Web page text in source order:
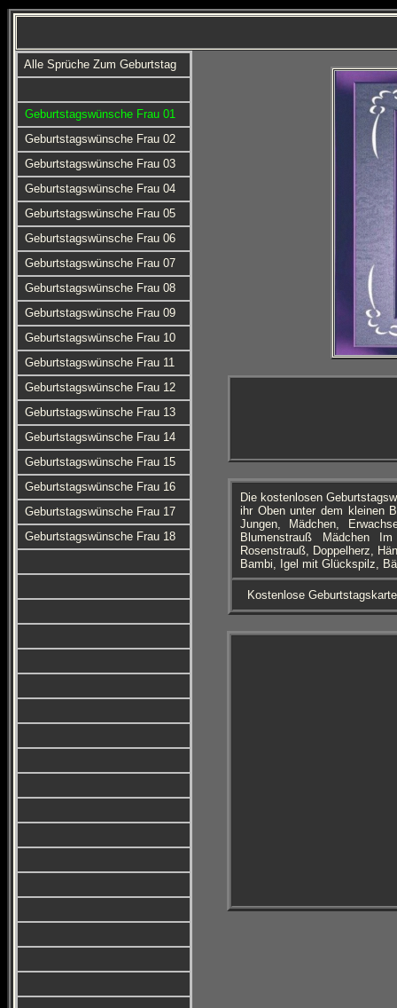
Alle Sprüche Zum Geburtstag
Geburtstagswünsche Frau 01
Geburtstagswünsche Frau 02
Geburtstagswünsche Frau 03
Geburtstagswünsche Frau 04
Geburtstagswünsche Frau 05
Geburtstagswünsche Frau 06
Geburtstagswünsche Frau 07
Geburtstagswünsche Frau 08
Geburtstagswünsche Frau 09
Geburtstagswünsche Frau 10
Geburtstagswünsche Frau 11
Geburtstagswünsche Frau 12
Geburtstagswünsche Frau 13
Geburtstagswünsche Frau 14
Geburtstagswünsche Frau 15
Geburtstagswünsche Frau 16
Geburtstagswünsche Frau 17
Geburtstagswünsche Frau 18
Die kostenlosen
ihr Oben unter dem kleinen
Jungen, Mädchen,
Blumenstrauß Mädchen
Rosenstrauß, Doppelherz,
Bambi, Igel mit Glückspilz,
Kostenlose